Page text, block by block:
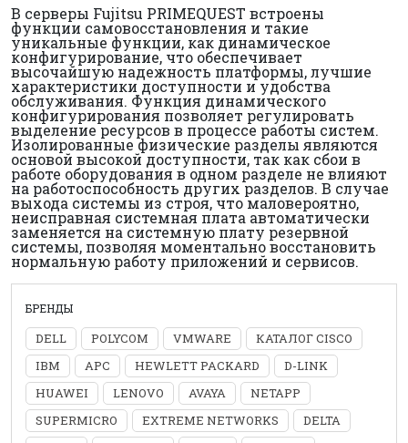
В серверы Fujitsu PRIMEQUEST встроены
функции самовосстановления и такие
уникальные функции, как динамическое
конфигурирование, что обеспечивает
высочайшую надежность платформы, лучшие
характеристики доступности и удобства
обслуживания. Функция динамического
конфигурирования позволяет регулировать
выделение ресурсов в процессе работы систем.
Изолированные физические разделы являются
основой высокой доступности, так как сбои в
работе оборудования в одном разделе не влияют
на работоспособность других разделов. В случае
выхода системы из строя, что маловероятно,
неисправная системная плата автоматически
заменяется на системную плату резервной
системы, позволяя моментально восстановить
нормальную работу приложений и сервисов.
БРЕНДЫ
DELL POLYCOM VMWARE
КАТАЛОГ CISCO
IBM
APC HEWLETT PACKARD
D-LINK
HUAWEI
LENOVO AVAYA
NETAPP
SUPERMICRO
EXTREME NETWORKS
DELTA